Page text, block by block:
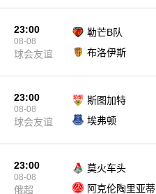
23:00
08-08
球会友谊
勒芒B队
布洛伊斯
23:00
08-08
球会友谊
斯图加特
埃弗顿
23:00
08-08
俄超
莫火车头
阿克伦陶里亚蒂